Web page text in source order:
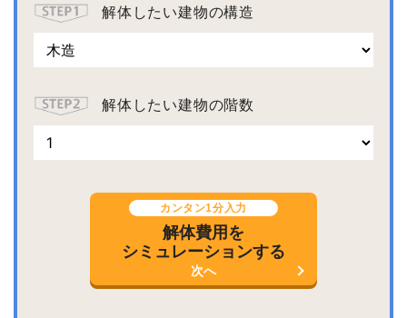
解体したい建物の構造
解体したい建物の階数
カンタン1分入力
解体費用を
シミュレーションする
次へ